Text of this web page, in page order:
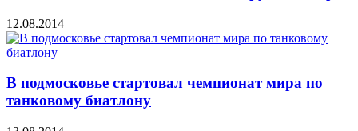
12.08.2014
В подмосковье стартовал чемпионат мира по
танковому биатлону